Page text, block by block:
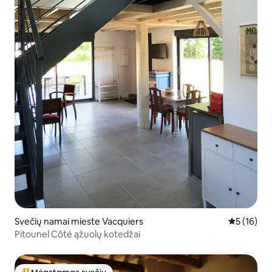
Svečių namai mieste Vacquiers Vidutinis
5 (16)
Pitounel Côté ąžuolų kotedžai